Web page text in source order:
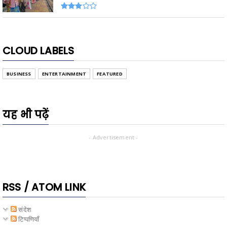
CLOUD LABELS
BUSINESS ENTERTAINMENT FEATURED
यह भी पढ़ें
- Advertisement -
RSS / ATOM LINK
संदेश
टिप्पणियाँ